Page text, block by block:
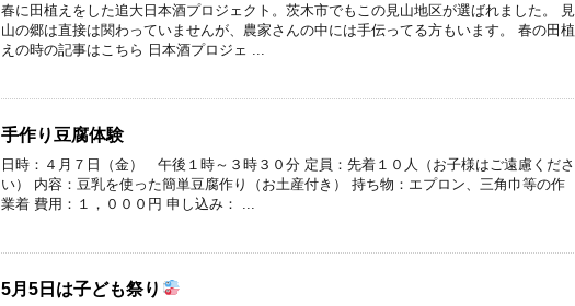
春に田植えをした追大日本酒プロジェクト。茨木市でもこの見山地区が選ばれました。 見
山の郷は直接は関わっていませんが、農家さんの中には手伝ってる方もいます。 春の田植
えの時の記事はこちら 日本酒プロジェ ...
手作り豆腐体験
日時：４月７日（金） 午後１時～３時３０分 定員：先着１０人（お子様はご遠慮くださ
い） 内容：豆乳を使った簡単豆腐作り（お土産付き） 持ち物：エプロン、三角巾等の作
業着 費用：１，０００円 申し込み： ...
5月5日は子ども祭り